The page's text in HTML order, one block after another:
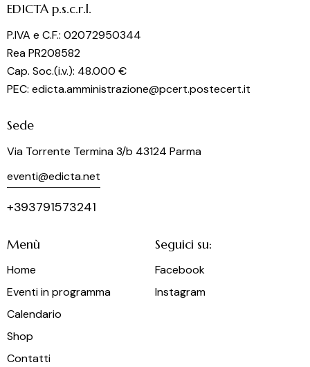
EDICTA p.s.c.r.l.
P.IVA e C.F.: 02072950344
Rea PR208582
Cap. Soc.(i.v.): 48.000 €
PEC: edicta.amministrazione@pcert.postecert.it
Sede
Via Torrente Termina 3/b 43124 Parma
eventi@edicta.net
+393791573241
Menù
Home
Eventi in programma
Calendario
Shop
Contatti
Seguici su:
Facebook
Instagram